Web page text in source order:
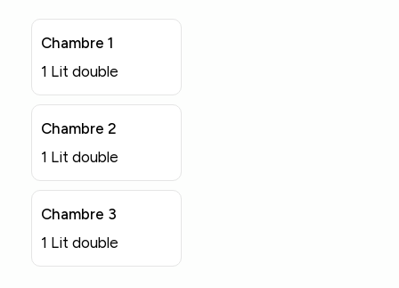
Chambre 1
1 Lit double
Chambre 2
1 Lit double
Chambre 3
1 Lit double